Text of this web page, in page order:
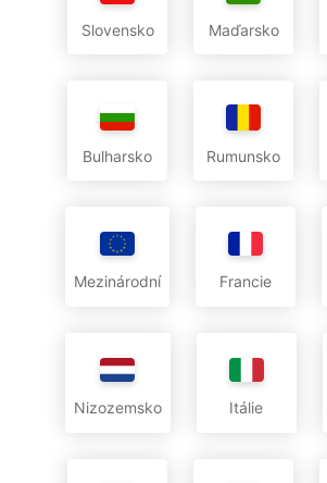
Slovensko Maďarsko
Bulharsko Rumunsko
Mezinárodní Francie
Nizozemsko Itálie